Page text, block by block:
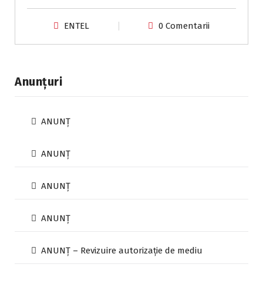
ENTEL 0 Comentarii
Anunțuri
ANUNȚ
ANUNȚ
ANUNȚ
ANUNȚ
ANUNȚ – Revizuire autorizație de mediu